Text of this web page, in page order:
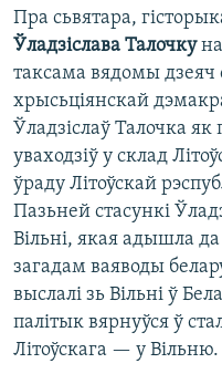
Пра сьвятара,
Ўладзіслава Талочку
таксама вядомы дзеяч
хрысьціянскай
Ўладзіслаў Талочка як
уваходзіў у склад
ўраду Літоўскай
Пазьней стасункі
Вільні, якая адышла
загадам ваяводы
выслалі зь Вільні ў
палітык вярнуўся ў
Літоўскага — у Вільню.